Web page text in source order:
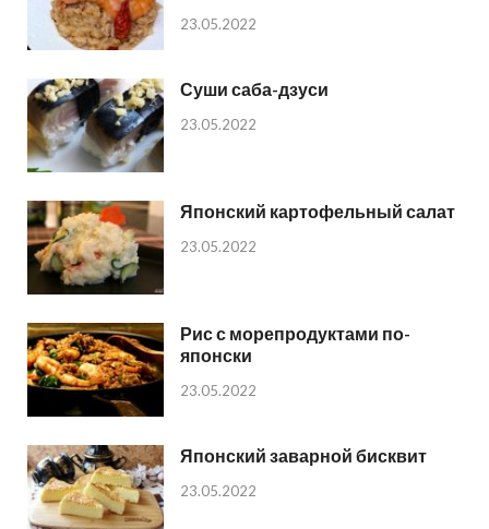
23.05.2022
Суши саба-дзуси
23.05.2022
Японский картофельный салат
23.05.2022
Рис с морепродуктами по-
японски
23.05.2022
Японский заварной бисквит
23.05.2022